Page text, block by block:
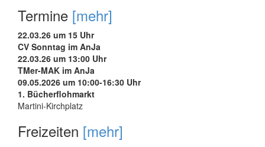
Termine [mehr]
22.03.26 um 15 Uhr
CV Sonntag im AnJa
22.03.26 um 13:00 Uhr
TMer-MAK im AnJa
09.05.2026 um 10:00-16:30 Uhr
1. Bücherflohmarkt
Martini-Kirchplatz
Freizeiten [mehr]